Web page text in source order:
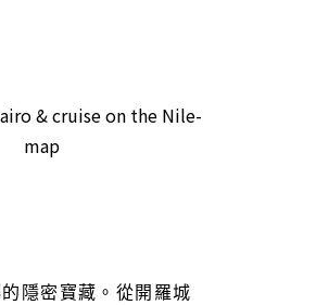
隱密寶藏。從開羅城